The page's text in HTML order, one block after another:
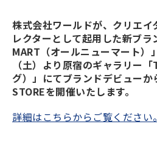
株式会社ワールドが、クリエイ
レクターとして起用した新ブラ
MART（オールニューマート）
（土）より原宿のギャラリー
グ）」にてブランドデビューか
STOREを開催いたします。
詳細はこちらからご覧ください。